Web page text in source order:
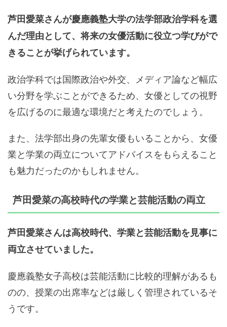
芦田愛菜さんが慶應義塾大学の法学部政治学科を選
んだ理由として、将来の女優活動に役立つ学びがで
きることが挙げられています。
政治学科では国際政治や外交、メディア論など幅広
い分野を学ぶことができるため、女優としての視野
を広げるのに最適な環境だと考えたのでしょう。
また、法学部出身の先輩女優もいることから、女優
業と学業の両立についてアドバイスをもらえること
も魅力だったのかもしれません。
芦田愛菜の高校時代の学業と芸能活動の両立
芦田愛菜さんは高校時代、学業と芸能活動を見事に
両立させていました。
慶應義塾女子高校は芸能活動に比較的理解があるも
のの、授業の出席率などは厳しく管理されているそ
うです。